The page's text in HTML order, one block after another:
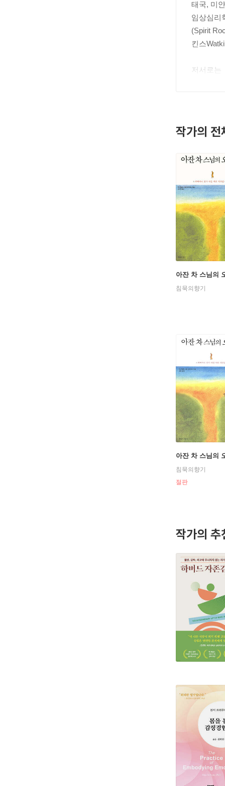
태국, 미
임상심리
(Spirit
킨스
저서로는
작가의 전
아잔 차 스님의
침묵의향기
아잔 차 스님의
침묵의향기
절판
작가의 추